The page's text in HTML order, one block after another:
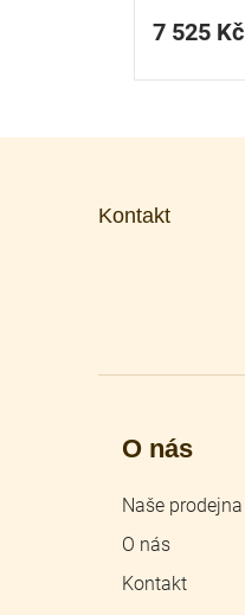
7 525 Kč
Kontakt
O nás
Naše prodejna
O nás
Kontakt